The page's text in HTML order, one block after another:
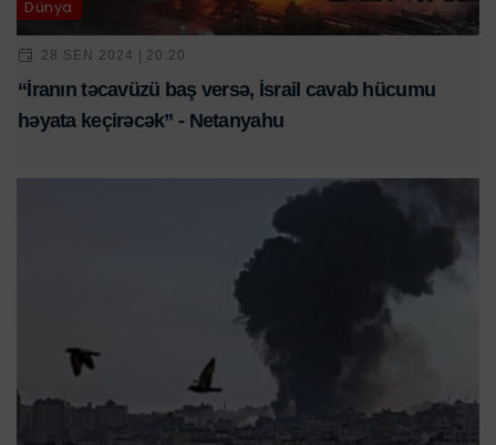
Dünya
28 SEN 2024 | 20:20
“İranın təcavüzü baş versə, İsrail cavab hücumu
həyata keçirəcək” - Netanyahu